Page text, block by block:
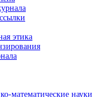
этика
математические науки